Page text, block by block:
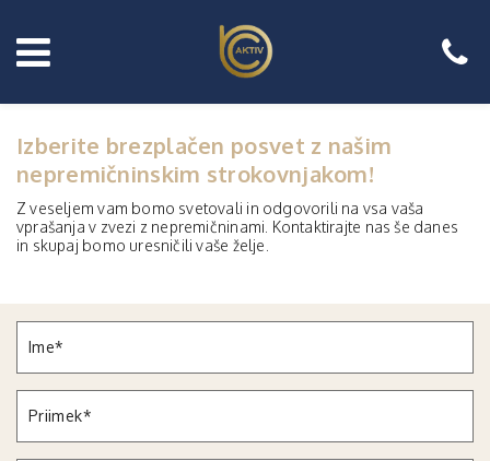
Izberite brezplačen posvet z našim
nepremičninskim strokovnjakom!
Z veseljem vam bomo svetovali in odgovorili na vsa vaša
vprašanja v zvezi z nepremičninami. Kontaktirajte nas še danes
in skupaj bomo uresničili vaše želje.